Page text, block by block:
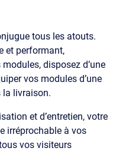
tous les atouts.
et performant,
disposez d’une
vos modules d’une
la livraison.
et d’entretien, votre
irréprochable à vos
vos visiteurs